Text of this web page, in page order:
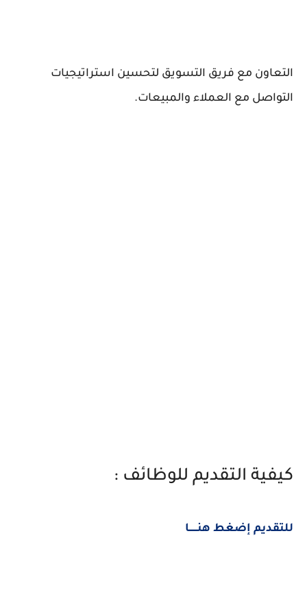
التعاون مع فريق التسويق لتحسين استراتيجيات
التواصل مع العملاء والمبيعات.
كيفية التقديم للوظائف :
للتقديم إضغط هنــــــا